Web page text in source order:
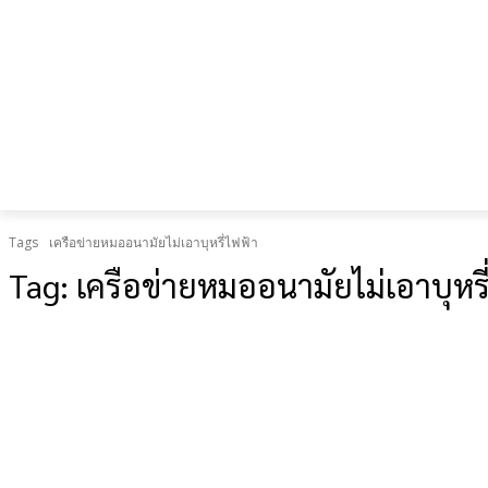
Tags เครือข่ายหมออนามัยไม่เอาบุหรี่ไฟฟ้า
Tag: เครือข่ายหมออนามัยไม่เอาบุห